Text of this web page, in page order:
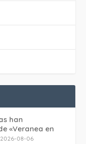
han
«Veranea en
2026-08-06